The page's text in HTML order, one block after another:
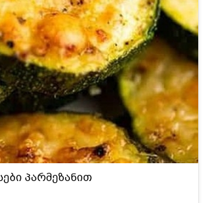
პარმეზანით